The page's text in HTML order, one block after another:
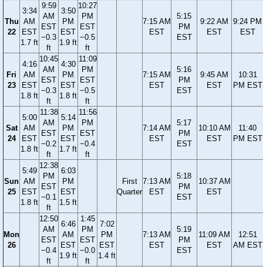
Thu
22
3:34
AM
EST
1.7 ft
9:59
AM
EST
−0.3
ft
3:50
PM
EST
1.9 ft
10:27
PM
EST
−0.5
ft
7:15 AM
EST
5:15
PM
EST
9:22 AM
EST
9:24 PM
EST
Fri
23
4:16
AM
EST
1.8 ft
10:45
AM
EST
−0.3
ft
4:30
PM
EST
1.8 ft
11:09
PM
EST
−0.5
ft
7:15 AM
EST
5:16
PM
EST
9:45 AM
EST
10:31
PM EST
Sat
24
5:00
AM
EST
1.8 ft
11:38
AM
EST
−0.2
ft
5:14
PM
EST
1.7 ft
11:56
PM
EST
−0.4
ft
7:14 AM
EST
5:17
PM
EST
10:10 AM
EST
11:40
PM EST
Sun
25
5:49
AM
EST
1.8 ft
12:38
PM
EST
−0.1
ft
6:03
PM
EST
1.5 ft
First
Quarter
7:13 AM
EST
5:18
PM
EST
10:37 AM
EST
Mon
26
12:50
AM
EST
−0.4
ft
6:46
AM
EST
1.9 ft
1:45
PM
EST
−0.0
ft
7:02
PM
EST
1.4 ft
7:13 AM
EST
5:19
PM
EST
11:09 AM
EST
12:51
AM EST